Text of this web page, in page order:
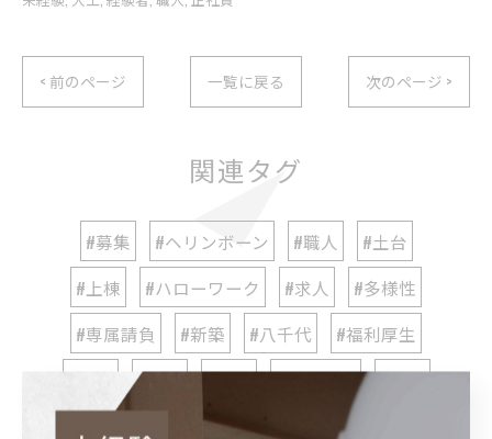
< 前のページ 一覧に戻る 次のページ >
関連タグ
#募集 #ヘリンボーン #職人
#土台
#上棟
#ハローワーク #求人
#多様性
#専属請負
#新築 #八千代
#福利厚生
#新卒
#転職 #千葉 #専門学校
#就職
#メリット #リフォーム